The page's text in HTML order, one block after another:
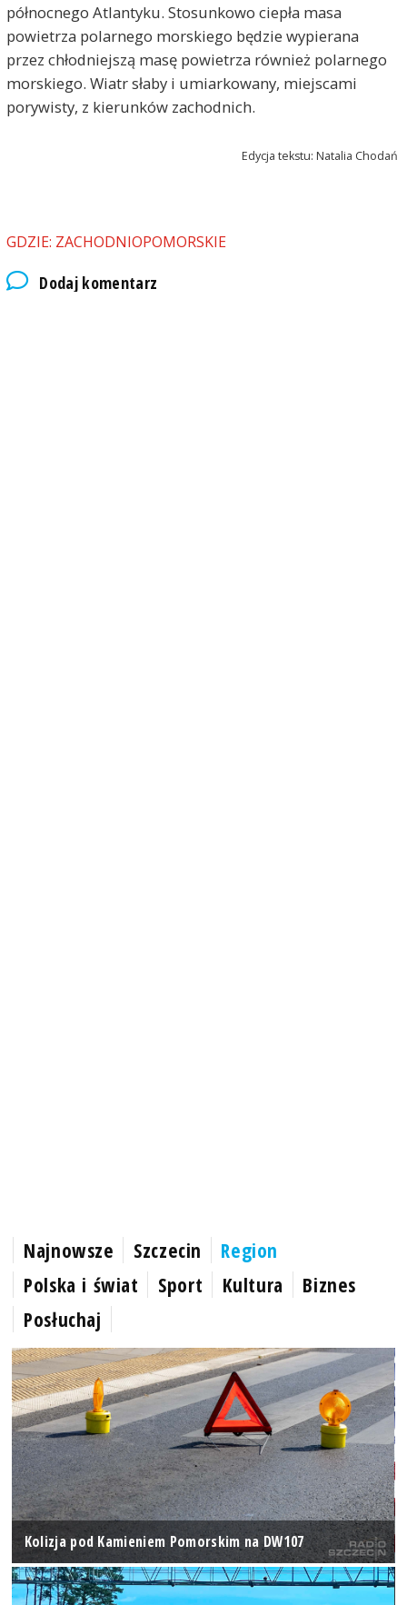
północnego Atlantyku. Stosunkowo ciepła masa
powietrza polarnego morskiego będzie wypierana
przez chłodniejszą masę powietrza również polarnego
morskiego. Wiatr słaby i umiarkowany, miejscami
porywisty, z kierunków zachodnich.
Edycja tekstu: Natalia Chodań
GDZIE: ZACHODNIOPOMORSKIE
Dodaj komentarz
Najnowsze Szczecin
Region
Polska i świat
Sport Kultura
Biznes
Posłuchaj
Kolizja pod Kamieniem Pomorskim na DW107